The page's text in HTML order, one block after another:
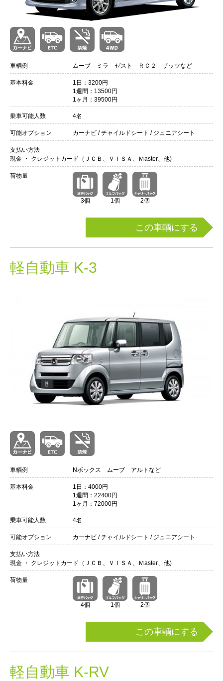
車輌例 ムーブ ミラ ゼスト ＲＣ２ ザッツなど
基本料金
1日：3200円
1週間：13500円
1ヶ月：39500円
乗車可能人数 4名
可能オプション カーナビ / チャイルドシート / ジュニアシート
支払い方法
現金 ・ クレジットカード（ＪＣＢ、ＶＩＳＡ、Ｍaster、他)
荷物量
3個 1個 2個
この車輌にする
軽自動車 K-3
車輌例 Nボックス ムーブ アルトなど
基本料金
1日：4000円
1週間：22400円
1ヶ月：72000円
乗車可能人数 4名
可能オプション カーナビ / チャイルドシート / ジュニアシート
支払い方法
現金 ・ クレジットカード（ＪＣＢ、ＶＩＳＡ、Ｍaster、他)
荷物量
4個 1個 2個
この車輌にする
軽自動車 K-RV